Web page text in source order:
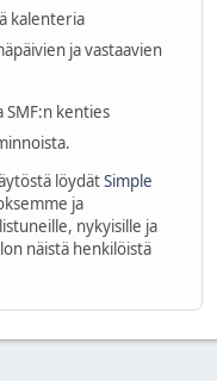
kalenteria
ja vastaavien
SMF:n kenties
löydätSimple
ja
nykyisille ja
näistä henkilöistä